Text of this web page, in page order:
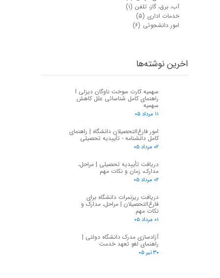
آب، برق، گاز، تلفن (۱)
خدمات اداری (۵)
امور دانشجوئی (۶)
اخرین نوشته‌ها
سهمیه کارت سوخت ناوگان دیزلی I
راهنمای کامل شناسائی علل کاهش
سهمیه
۱۱ مرداد ۰۵
امور فارغ‌التحصیلان دانشگاه | راهنمای
کامل دانشنامه - تأییدیه تحصیلی
۰۲ مرداد ۰۵
دریافت تأییدیه تحصیلی | مراحل،
مدارک، زمان و نکات مهم
۰۲ مرداد ۰۵
دریافت ریزنمرات دانشگاه برای
فارغ‌التحصیلان | مراحل، مدارک و
نکات مهم
۰۱ مرداد ۰۵
آزادسازی مدرک دانشگاه دولتی |
راهنمای لغو تعهد خدمت
۳۰ تیر ۰۵